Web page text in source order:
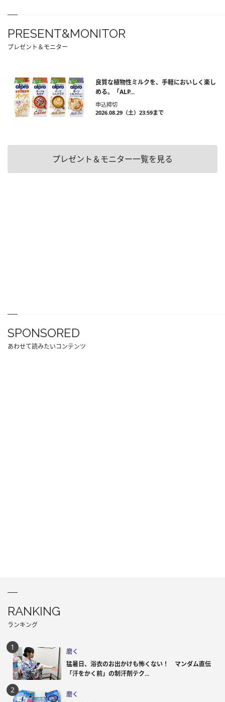
PRESENT&MONITOR
プレゼント＆モニター
良質な植物性ミルクを、手軽においしく楽し
める。「ALP...
申込締切
2026.08.29（土）23:59まで
プレゼント＆モニター一覧を見る
SPONSORED
あわせて読みたいコンテンツ
RANKING
ランキング
磨く
猛暑日、浴衣のお出かけも怖くない！ マンダム直伝
「汗をかく前」の制汗剤テク...
磨く